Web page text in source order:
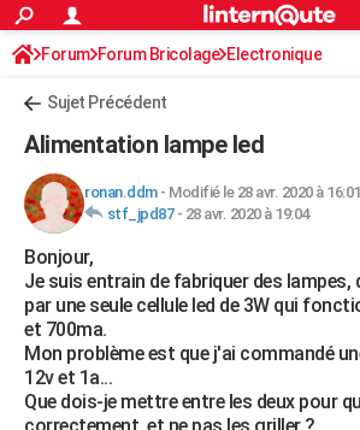
ACTUALITÉS
Politique
Société
Faits Divers
Education
Monde
Villes
+
FINANCE
Retraite
Impôts
Epargne
Immobilier
Risques naturels par ville
Banque
Assurance
Crédit
AUTO
Essais
Réserver un essai
Citadines
Berlines
SUV
Forum auto
+HIGH-TECH
Mobiles
Meilleur smartphone
Internet
Ordinateurs
Jeux vidéo
Guide high-tech
+BRICOLAGE
Forum
Aménagement intérieur
Extérieur
Cuisine
Salle de bains
Jardinage
Rangement
WEEK-END
Guides de France
Escapades
Patrimoine
Expositions
Musées
Week-end nature
LIFESTYLE
S'inscrire
Connexion
Forum Forum Bricolage Electronique
Sujet Précédent
Alimentation lampe led
ronan.ddm- Modifié le 28 avr. 2020 à 16:01
stf_jpd87- 28 avr. 2020 à 19:04
Bonjour,
Je suis entrain de fabriquer des lampes,
par une seule cellule led de 3W qui
et 700ma.
Mon problème est que j'ai commandé
12v et 1a...
Que dois-je mettre entre les deux pour